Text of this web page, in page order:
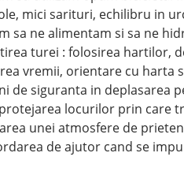
mici sarituri, echilibru in
sa ne alimentam si sa ne
turei : folosirea hartilor,
vremii, orientare cu harta
de siguranta in deplasarea
locurilor prin care
unei atmosfere de
de ajutor cand se